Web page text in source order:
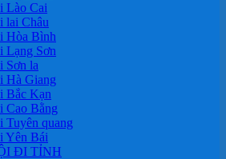
Lào Cai
lai Châu
Hòa Bình
Lạng Sơn
Sơn la
Hà Giang
Bắc Kạn
Cao Bằng
Tuyên quang
Yên Bái
ĐI TỈNH